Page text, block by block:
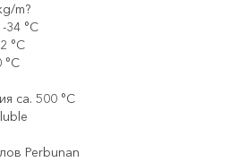
m?
34 °C
°C
°C
ca. 500 °C
Perbunan